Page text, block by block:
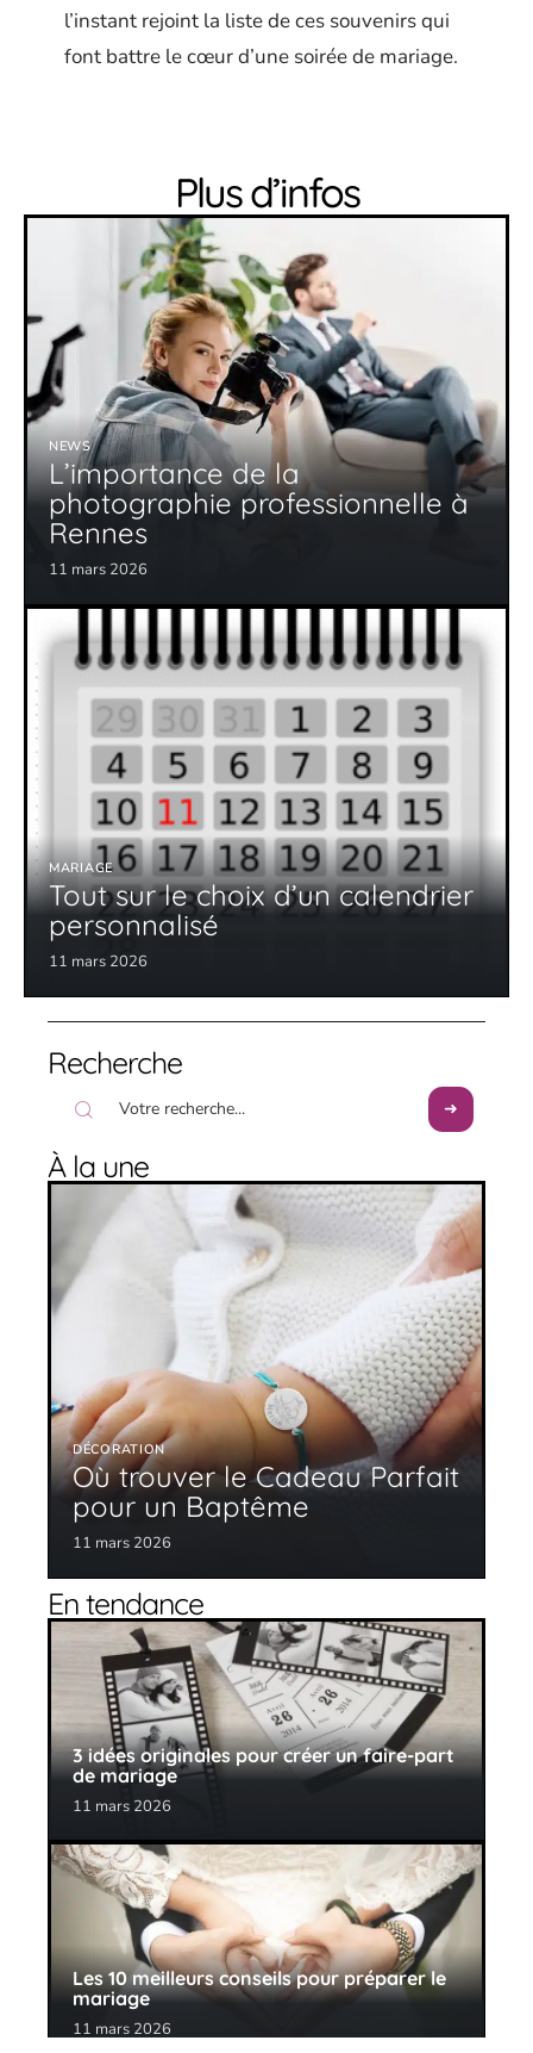
l’instant rejoint la liste de ces souvenirs qui
font battre le cœur d’une soirée de mariage.
Plus d’infos
NEWS
L’importance de la
photographie professionnelle à
Rennes
11 mars 2026
MARIAGE
Tout sur le choix d’un calendrier
personnalisé
11 mars 2026
Recherche
À la une
DÉCORATION
Où trouver le Cadeau Parfait
pour un Baptême
11 mars 2026
En tendance
3 idées originales pour créer un faire-part
de mariage
11 mars 2026
Les 10 meilleurs conseils pour préparer le
mariage
11 mars 2026